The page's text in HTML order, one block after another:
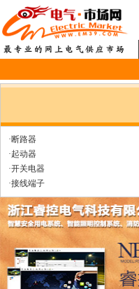
·断路器
·起动器
·开关电器
·接线端子